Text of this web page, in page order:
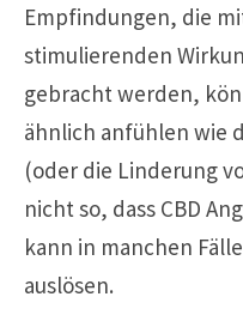
Empfindungen, die
stimulierenden
gebracht werden,
ähnlich anfühlen wie
(oder die Linderung
nicht so, dass CBD
kann in manchen
auslösen.